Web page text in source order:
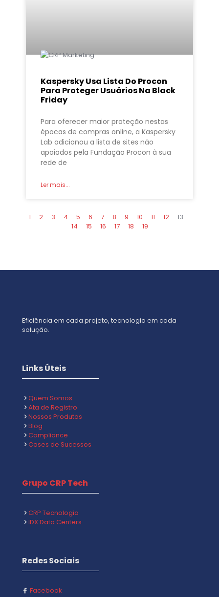
Kaspersky Usa Lista Do Procon
Para Proteger Usuários Na Black
Friday
Para oferecer maior proteção nestas
épocas de compras online, a Kaspersky
Lab adicionou a lista de sites não
apoiados pela Fundação Procon à sua
rede de
Ler mais...
1 2 3 4 5 6 7 8 9 10 11 12
13
14
15 16 17 18 19
Eficiência em cada projeto, tecnologia em cada
solução.
Links Úteis
Quem Somos
Ata de Registro
Nossos Produtos
Blog
Compliance
Cases de Sucessos
Grupo CRP Tech
CRP Tecnologia
IDX Data Centers
Redes Sociais
Facebook